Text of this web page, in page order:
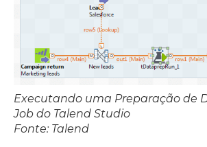
Executando uma Preparação de
Job do Talend Studio
Fonte: Talend